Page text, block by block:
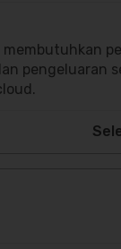
pengeluaran